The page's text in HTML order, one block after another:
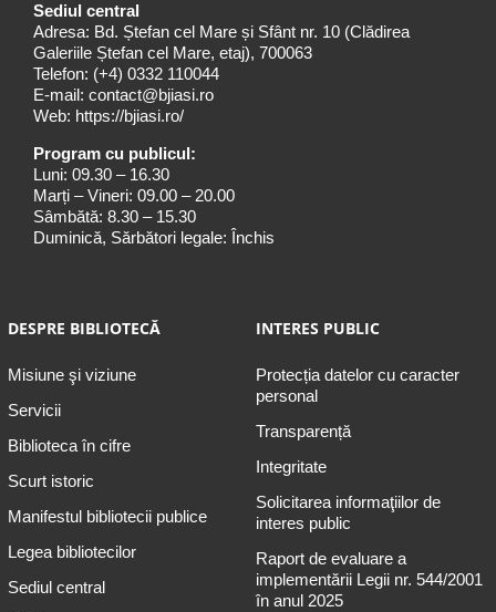
Sediul central
Adresa: Bd. Ștefan cel Mare și Sfânt nr. 10 (Clădirea
Galeriile Ștefan cel Mare, etaj), 700063
Telefon: (+4) 0332 110044
E-mail: contact@bjiasi.ro
Web: https://bjiasi.ro/
Program cu publicul:
Luni: 09.30 – 16.30
Marți – Vineri: 09.00 – 20.00
Sâmbătă: 8.30 – 15.30
Duminică, Sărbători legale: Închis
DESPRE BIBLIOTECĂ
Misiune şi viziune
Servicii
Biblioteca în cifre
Scurt istoric
Manifestul bibliotecii publice
Legea bibliotecilor
Sediul central
INTERES PUBLIC
Protecția datelor cu caracter
personal
Transparență
Integritate
Solicitarea informaţiilor de
interes public
Raport de evaluare a
implementării Legii nr. 544/2001
în anul 2025